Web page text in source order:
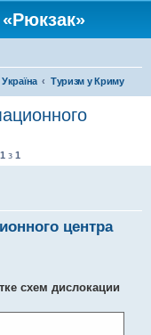
Україна Туризм у Криму
1 з 1
центра
схем дислокации